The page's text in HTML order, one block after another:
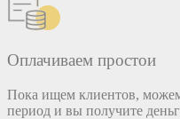
Оплачиваем простои
Пока ищем клиентов,
период и вы получите